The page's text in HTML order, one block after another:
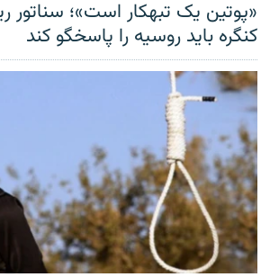
«پوتین یک تبهکار است»؛
کنگره باید روسیه را پاسخگو کند